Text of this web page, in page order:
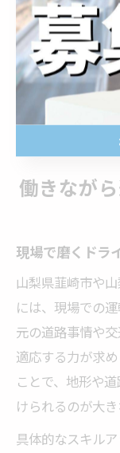
ける習慣を持ち
やりがいや安心
与の安定にも直
きる環境を活か
働きなが
現場で磨くドラ
山梨県韮崎市や
には、現場での
元の道路事情や
適応する力が求
ことで、地形や
けられるのが大き
具体的なスキル